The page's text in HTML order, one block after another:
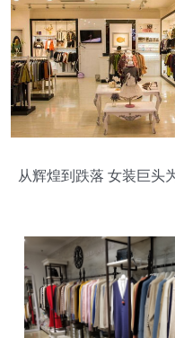
从辉煌到跌落 女装巨头